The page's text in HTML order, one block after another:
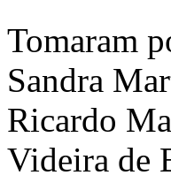
Tomaram
Sandra
Ricardo
Videira de